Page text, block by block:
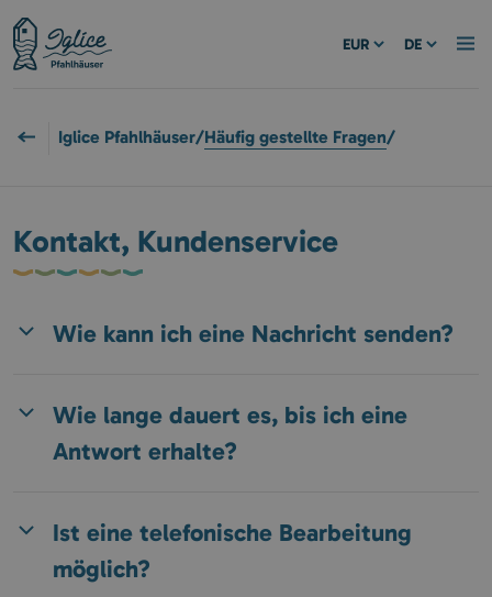
EUR DE
Iglice Pfahlhäuser/Häufig gestellte Fragen/
Kontakt, Kundenservice
Wie kann ich eine Nachricht senden?
Wie lange dauert es, bis ich eine
Antwort erhalte?
Ist eine telefonische Bearbeitung
möglich?